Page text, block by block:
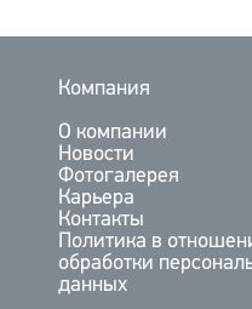
Компания
О компании
Новости
Фотогалерея
Карьера
Контакты
Политика в
обработки
данных